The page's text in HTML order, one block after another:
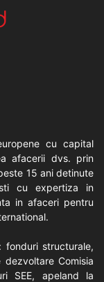
cu capital
afacerii dvs. prin
15 ani detinute
cu expertiza in
in afaceri pentru
fonduri structurale,
Comisia
SEE, apeland la